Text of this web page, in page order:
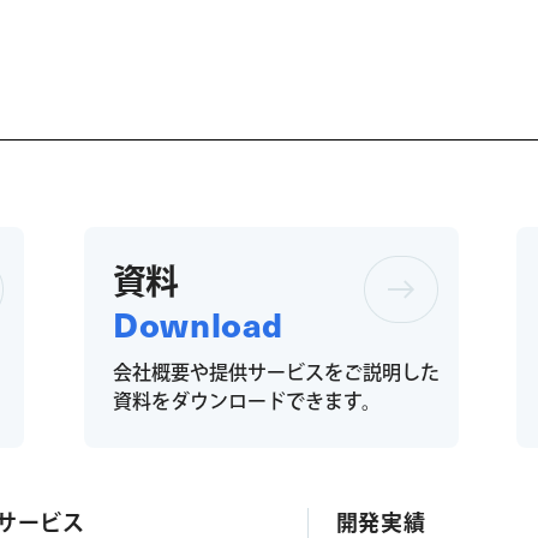
資料
Download
会社概要や提供サービスをご説明した
資料をダウンロードできます。
ービス 開発実績